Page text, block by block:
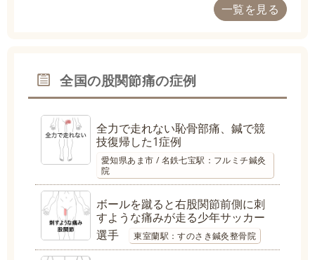
一覧を見る
全国の股関節痛の症例
全力で走れない恥骨部痛、鍼で競
技復帰した1症例
愛知県あま市 / 名鉄七宝駅：フルミチ鍼灸
院
ボールを蹴ると右股関節前側に刺
すような痛みが走る少年サッカー
選手
東室蘭駅：すのさき鍼灸整骨院